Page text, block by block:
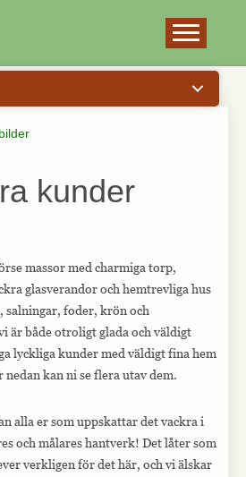
kunder
massor med charmiga torp,
glasverandor och hemtrevliga hus
salningar, foder, krön och
är både otroligt glada och väldigt
lyckliga kunder med väldigt fina hem
kan ni se flera utav dem.
alla er som uppskattar det vackra i
och målares hantverk! Det låter som
verkligen för det här, och vi älskar